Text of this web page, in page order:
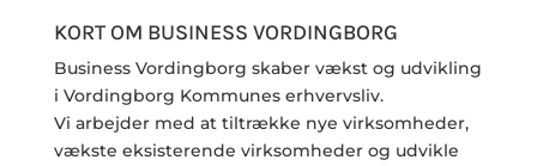
KORT OM BUSINESS VORDINGBORG
Business Vordingborg skaber vækst og udvikling
i Vordingborg Kommunes erhvervsliv.
Vi arbejder med at tiltrække nye virksomheder,
vækste eksisterende virksomheder og udvikle